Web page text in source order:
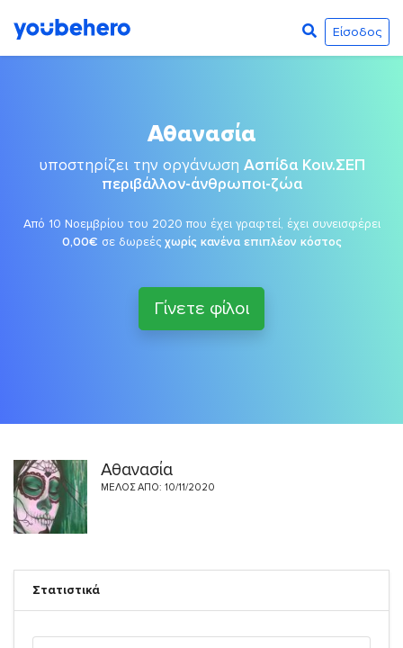
Είσοδος
Αθανασία
υποστηρίζει την οργάνωση Ασπίδα Κοιν.ΣΕΠ
περιβάλλον-άνθρωποι-ζώα
Από 10 Νοεμβρίου του 2020 που έχει γραφτεί, έχει συνεισφέρει
0,00€ σε δωρεές χωρίς κανένα επιπλέον κόστος
Γίνετε φίλοι
Αθανασία
ΜΈΛΟΣ ΑΠΌ: 10/11/2020
Στατιστικά